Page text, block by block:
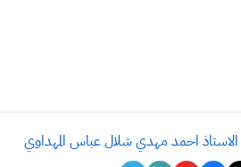
الاستاذ احمد مهدي شلال عباس المهداوي